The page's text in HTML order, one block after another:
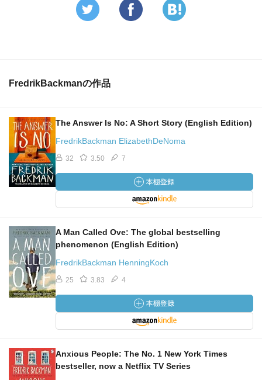
FredrikBackmanの作品
The Answer Is No: A Short Story (English Edition)
FredrikBackman ElizabethDeNoma
32 3.50 7
A Man Called Ove: The global bestselling
phenomenon (English Edition)
FredrikBackman HenningKoch
25 3.83 4
Anxious People: The No. 1 New York Times
bestseller, now a Netflix TV Series